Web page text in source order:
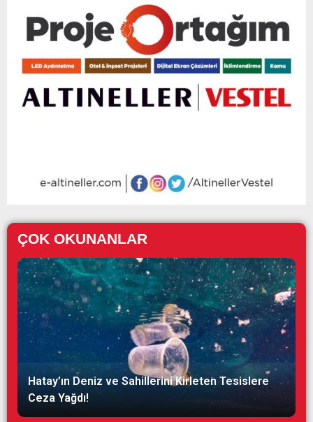
ÇOK OKUNANLAR
Hatay’ın Deniz ve Sahillerini Kirleten Tesislere
Ceza Yağdı!